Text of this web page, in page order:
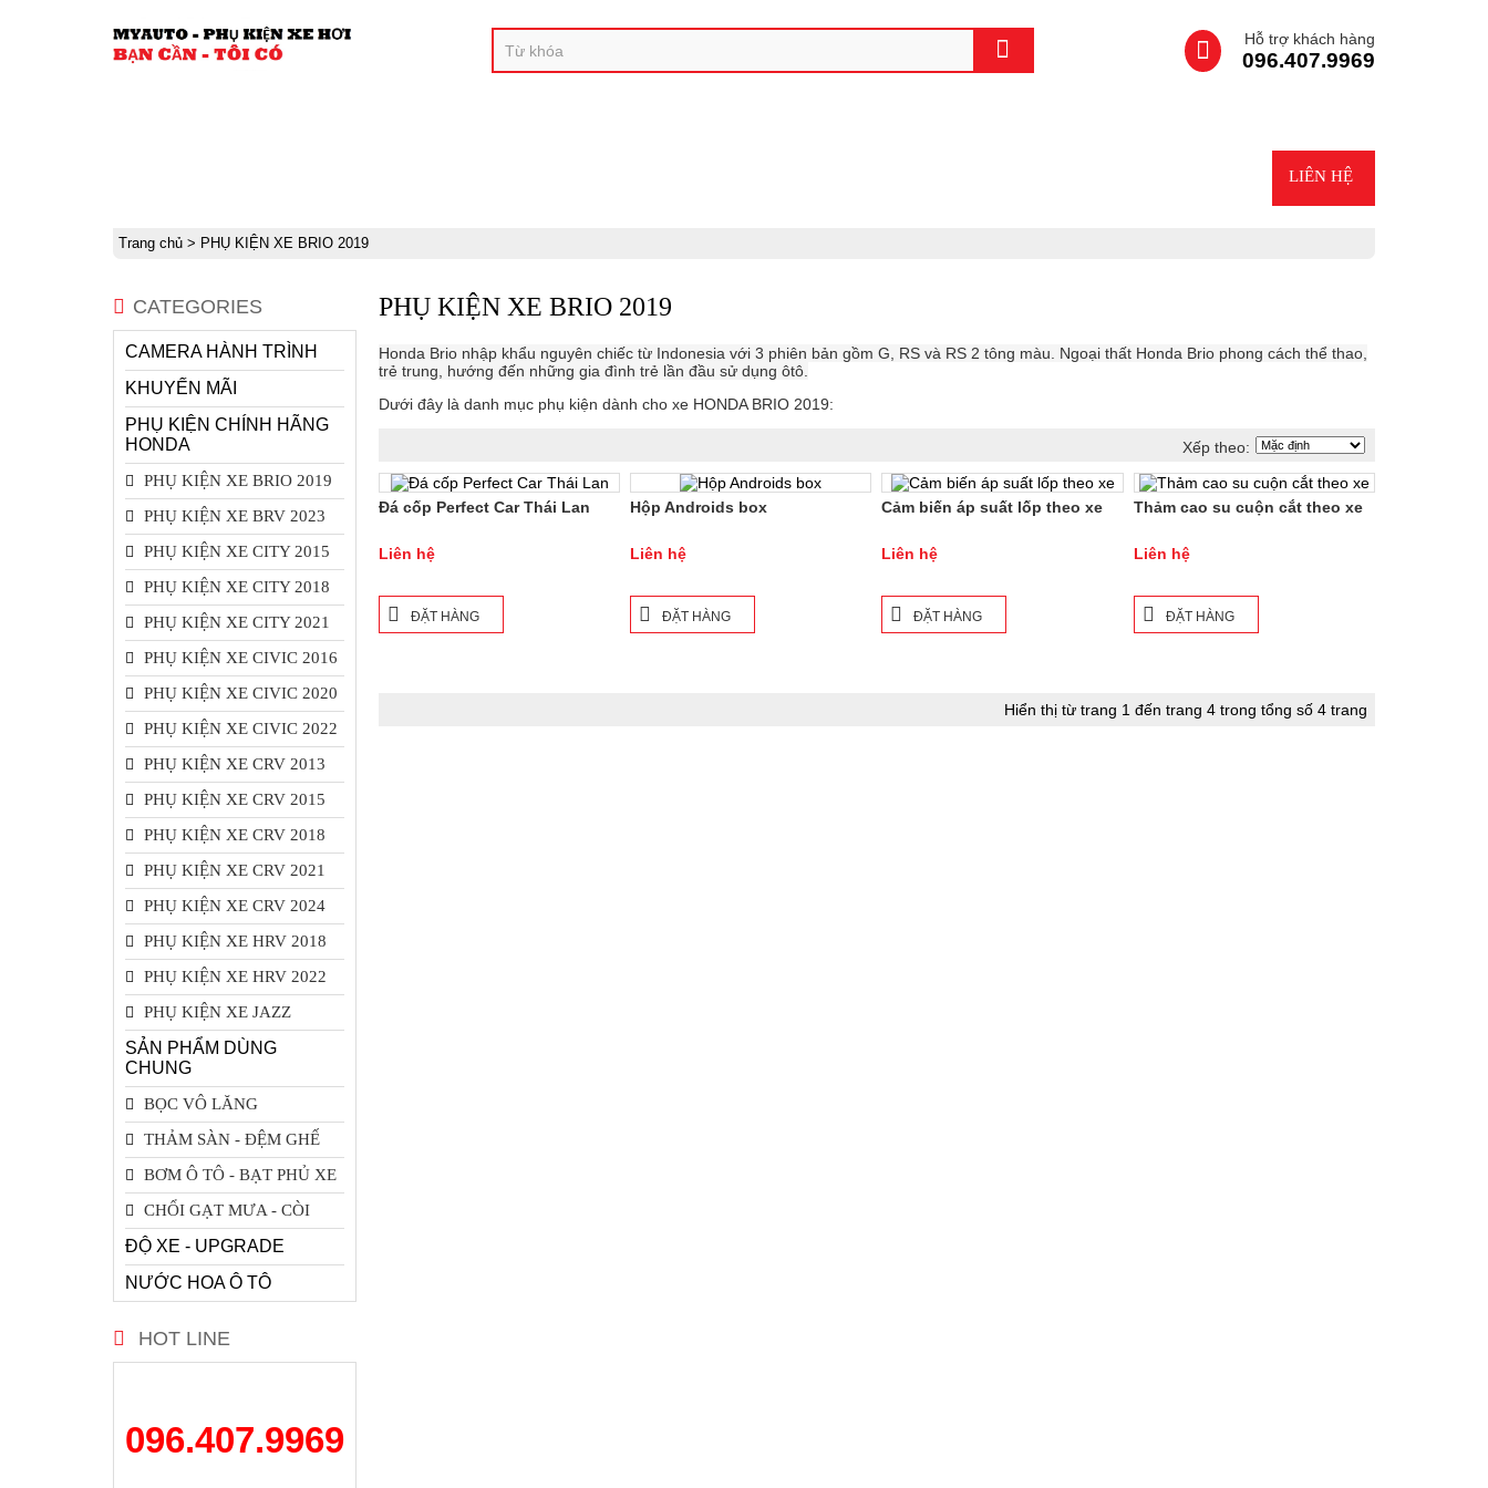
Hỗ trợ khách hàng
096.407.9969
LIÊN HỆ
Trang chủ > PHỤ KIỆN XE BRIO 2019
CATEGORIES
CAMERA HÀNH TRÌNH
KHUYẾN MÃI
PHỤ KIỆN CHÍNH HÃNG
HONDA
PHỤ KIỆN XE BRIO 2019
PHỤ KIỆN XE BRV 2023
PHỤ KIỆN XE CITY 2015
PHỤ KIỆN XE CITY 2018
PHỤ KIỆN XE CITY 2021
PHỤ KIỆN XE CIVIC 2016
PHỤ KIỆN XE CIVIC 2020
PHỤ KIỆN XE CIVIC 2022
PHỤ KIỆN XE CRV 2013
PHỤ KIỆN XE CRV 2015
PHỤ KIỆN XE CRV 2018
PHỤ KIỆN XE CRV 2021
PHỤ KIỆN XE CRV 2024
PHỤ KIỆN XE HRV 2018
PHỤ KIỆN XE HRV 2022
PHỤ KIỆN XE JAZZ
SẢN PHẨM DÙNG
CHUNG
BỌC VÔ LĂNG
THẢM SÀN - ĐỆM GHẾ
BƠM Ô TÔ - BẠT PHỦ XE
CHỔI GẠT MƯA - CÒI
ĐỘ XE - UPGRADE
NƯỚC HOA Ô TÔ
HOT LINE
096.407.9969
PHỤ KIỆN XE BRIO 2019
Honda Brio nhập khẩu nguyên chiếc từ Indonesia với 3 phiên bản gồm G, RS và RS 2 tông màu. Ngoại thất Honda Brio phong cách thể thao,
trẻ trung, hướng đến những gia đình trẻ lần đầu sử dụng ôtô.
Dưới đây là danh mục phụ kiện dành cho xe HONDA BRIO 2019:
Xếp theo:
Đá cốp Perfect Car Thái Lan
Liên hệ
ĐẶT HÀNG
Hộp Androids box
Liên hệ
ĐẶT HÀNG
Cảm biến áp suất lốp theo xe
Liên hệ
ĐẶT HÀNG
Thảm cao su cuộn cắt theo xe
Liên hệ
ĐẶT HÀNG
Hiển thị từ trang 1 đến trang 4 trong tổng số 4 trang